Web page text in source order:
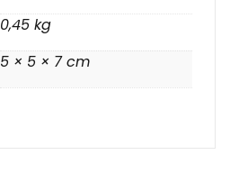
0,45 kg
5 × 5 × 7 cm